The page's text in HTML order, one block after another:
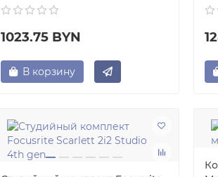
1023.75 BYN
В корзину